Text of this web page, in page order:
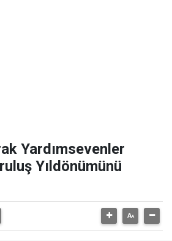
Yardımsevenler
Yıldönümünü